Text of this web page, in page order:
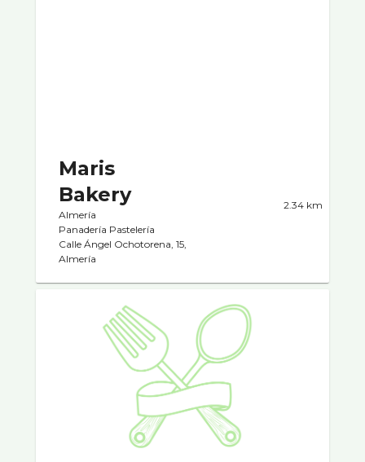
Maris
Bakery
Almería
Panaderí­a Pastelerí­a
Calle Ángel Ochotorena, 15,
Almería
2.34 km